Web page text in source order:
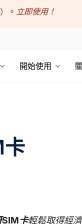
。 立即使用！
開始使用
SIM卡輕鬆取得經